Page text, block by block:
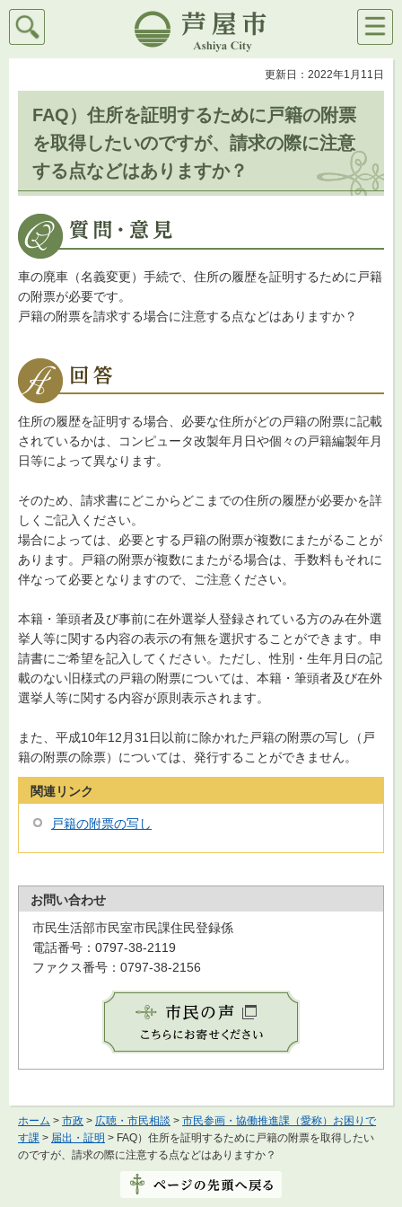
芦屋市
検索
メニ
ュー
更新日：2022年1月11日
FAQ）住所を証明するために戸籍の附票
を取得したいのですが、請求の際に注意
する点などはありますか？
車の廃車（名義変更）手続で、住所の履歴を証明するために戸籍
の附票が必要です。
戸籍の附票を請求する場合に注意する点などはありますか？
住所の履歴を証明する場合、必要な住所がどの戸籍の附票に記載
されているかは、コンピュータ改製年月日や個々の戸籍編製年月
日等によって異なります。
そのため、請求書にどこからどこまでの住所の履歴が必要かを詳
しくご記入ください。
場合によっては、必要とする戸籍の附票が複数にまたがることが
あります。戸籍の附票が複数にまたがる場合は、手数料もそれに
伴なって必要となりますので、ご注意ください。
本籍・筆頭者及び事前に在外選挙人登録されている方のみ在外選
挙人等に関する内容の表示の有無を選択することができます。申
請書にご希望を記入してください。ただし、性別・生年月日の記
載のない旧様式の戸籍の附票については、本籍・筆頭者及び在外
選挙人等に関する内容が原則表示されます。
また、平成10年12月31日以前に除かれた戸籍の附票の写し（戸
籍の附票の除票）については、発行することができません。
関連リンク
戸籍の附票の写し
お問い合わせ
市民生活部市民室市民課住民登録係
電話番号：0797-38-2119
ファクス番号：0797-38-2156
ホーム > 市政 > 広聴・市民相談 > 市民参画・協働推進課（愛称）お困りで
す課 > 届出・証明 > FAQ）住所を証明するために戸籍の附票を取得したい
のですが、請求の際に注意する点などはありますか？